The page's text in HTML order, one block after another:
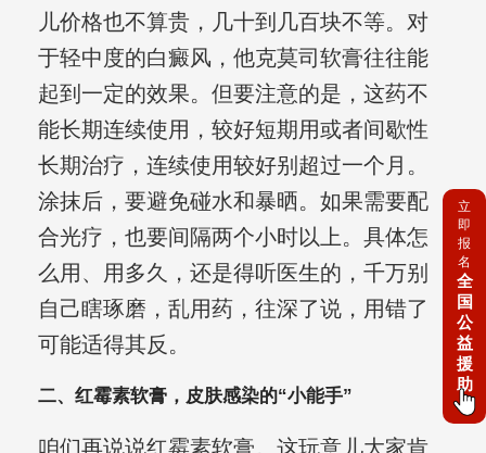
儿价格也不算贵，几十到几百块不等。对
于轻中度的白癜风，他克莫司软膏往往能
起到一定的效果。但要注意的是，这药不
能长期连续使用，较好短期用或者间歇性
长期治疗，连续使用较好别超过一个月。
涂抹后，要避免碰水和暴晒。如果需要配
合光疗，也要间隔两个小时以上。具体怎
么用、用多久，还是得听医生的，千万别
自己瞎琢磨，乱用药，往深了说，用错了
可能适得其反。
二、红霉素软膏，皮肤感染的“小能手”
咱们再说说红霉素软膏。这玩意儿大家肯
立
即
报
名
全
国
公
益
援
助